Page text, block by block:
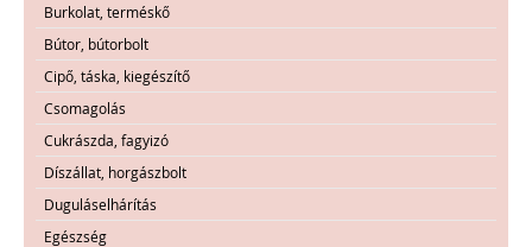
Burkolat, terméskő
Bútor, bútorbolt
Cipő, táska, kiegészítő
Csomagolás
Cukrászda, fagyizó
Díszállat, horgászbolt
Duguláselhárítás
Egészség